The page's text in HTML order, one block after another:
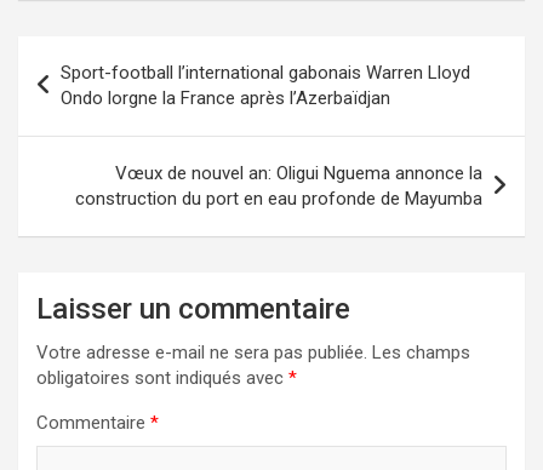
de
l’article
Sport-football l’international gabonais Warren Lloyd
Ondo lorgne la France après l’Azerbaïdjan
Vœux de nouvel an: Oligui Nguema annonce la
construction du port en eau profonde de Mayumba
Laisser un commentaire
Votre adresse e-mail ne sera pas publiée. Les champs
obligatoires sont indiqués avec *
Commentaire *